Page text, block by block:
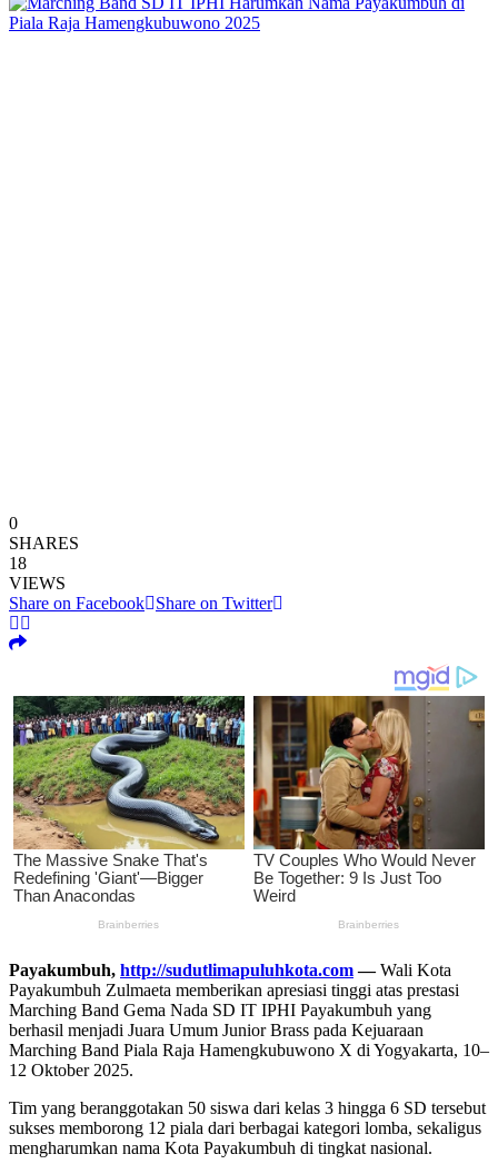
0
SHARES
18
VIEWS
Share on Facebook
Share on Twitter
Payakumbuh, http://sudutlimapuluhkota.com—Wali Kota
Payakumbuh Zulmaeta memberikan apresiasi tinggi atas prestasi
Marching Band Gema Nada SD IT IPHI Payakumbuh yang
berhasil menjadi Juara Umum Junior Brass pada Kejuaraan
Marching Band Piala Raja Hamengkubuwono X di Yogyakarta, 10–
12 Oktober 2025.
Tim yang beranggotakan 50 siswa dari kelas 3 hingga 6 SD tersebut
sukses memborong 12 piala dari berbagai kategori lomba, sekaligus
mengharumkan nama Kota Payakumbuh di tingkat nasional.